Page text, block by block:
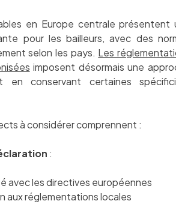
en Europe centrale présentent
pour les bailleurs, avec des
selon les pays. Les
imposent désormais une
en conservant certaines
à considérer comprennent :
:
avec les directives européennes
aux réglementations locales